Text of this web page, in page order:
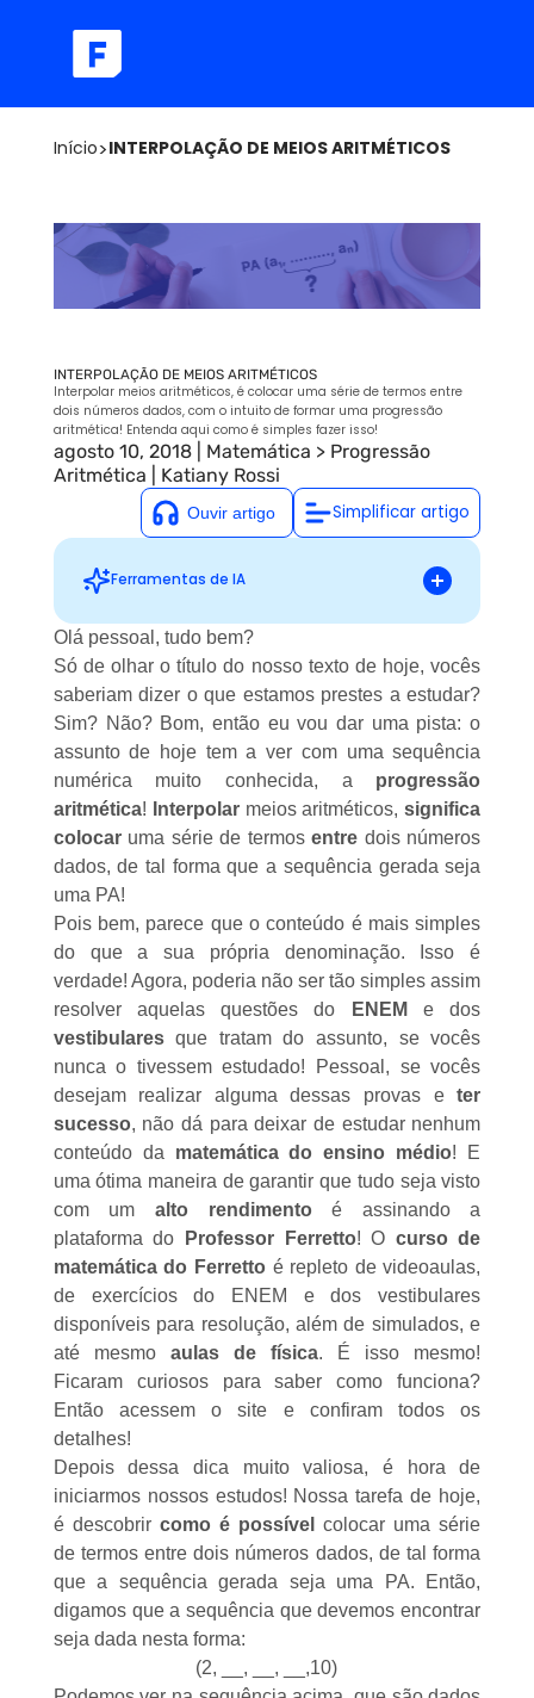
Início>INTERPOLAÇÃO DE MEIOS ARITMÉTICOS
INTERPOLAÇÃO DE MEIOS ARITMÉTICOS
Interpolar meios aritméticos, é colocar uma série de termos entre
dois números dados, com o intuito de formar uma progressão
aritmética! Entenda aqui como é simples fazer isso!
agosto 10, 2018 Matemática > Progressão
Aritmética
Katiany Rossi
Simplificar artigo
Ferramentas de IA
Olá pessoal, tudo bem?
Só de olhar o título do nosso texto de hoje, vocês
saberiam dizer o que estamos prestes a estudar?
Sim? Não? Bom, então eu vou dar uma pista: o
assunto de hoje tem a ver com uma sequência
numérica muito conhecida, a progressão
aritmética! Interpolarmeios aritméticos,significa
colocaruma série de termosentre dois números
dados, de tal forma que a sequência gerada seja
uma PA!
Pois bem, parece que o conteúdo é mais simples
do que a sua própria denominação. Isso é
verdade! Agora, poderia não ser tão simples assim
resolver aquelas questões do
ENEM
e dos
vestibularesque tratam do assunto, se vocês
nunca o tivessem estudado! Pessoal, se vocês
desejam realizar alguma dessas provas eter
sucesso, não dá para deixar de estudar nenhum
conteúdo da matemática do ensino médio! E
uma ótima maneira de garantir que tudo seja visto
com um alto rendimentoé assinando a
plataforma do
Professor Ferretto! O curso de
matemática do Ferrettoé repleto de videoaulas,
de exercícios do ENEM e dos vestibulares
disponíveis para resolução, além de simulados, e
até mesmo aulas de física. É isso mesmo!
Ficaram curiosos para saber como funciona?
Então acessem o site e confiram todos os
detalhes!
Depois dessa dica muito valiosa, é hora de
iniciarmos nossos estudos! Nossa tarefa de hoje,
é descobrir como é possível
colocar uma série
de termos entre dois números dados, de tal forma
que a sequência gerada seja uma PA. Então,
digamos que a sequência que devemos encontrar
seja dada nesta forma:
(2, __, __, __,10)